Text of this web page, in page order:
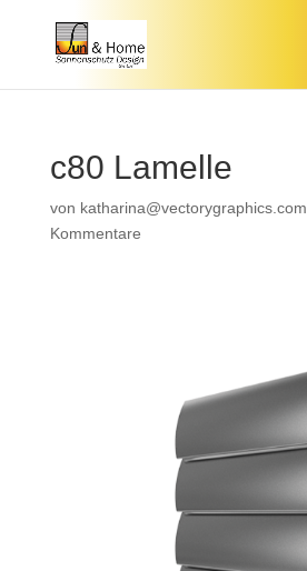
c80 Lamelle
von katharina@vectorygraphics.com
Kommentare